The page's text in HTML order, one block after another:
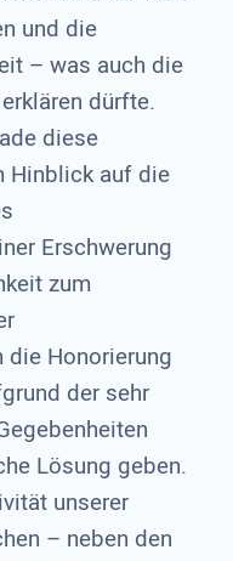
und die
– was auch die
dürfte.
diese
Hinblick auf die
Erschwerung
zum
Honorierung
der sehr
Lösung geben.
unserer
– neben den